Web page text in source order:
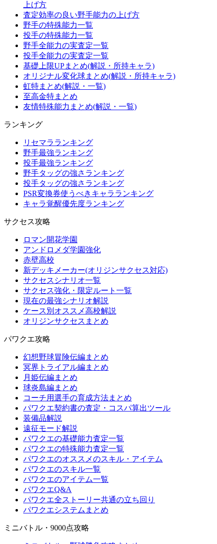
上げ方
査定効率の良い野手能力の上げ方
野手の特殊能力一覧
投手の特殊能力一覧
野手全能力の実査定一覧
投手全能力の実査定一覧
基礎上限UPまとめ(解説・所持キャラ)
オリジナル変化球まとめ(解説・所持キャラ)
虹特まとめ(解説・一覧)
至高金特まとめ
友情特殊能力まとめ(解説・一覧)
ランキング
リセマラランキング
野手最強ランキング
投手最強ランキング
野手タッグの強さランキング
投手タッグの強さランキング
PSR変換券使うべきキャラランキング
キャラ覚醒優先度ランキング
サクセス攻略
ロマン開花学園
アンドロメダ学園強化
赤壁高校
新デッキメーカー(オリジンサクセス対応)
サクセスシナリオ一覧
サクセス強化・限定ルート一覧
現在の最強シナリオ解説
ケース別オススメ高校解説
オリジンサクセスまとめ
パワクエ攻略
幻想野球冒険伝編まとめ
冥界トライアル編まとめ
月姫伝編まとめ
球炎島編まとめ
コーチ用選手の育成方法まとめ
パワクエ契約書の査定・コスパ算出ツール
装備品解説
遠征モード解説
パワクエの基礎能力査定一覧
パワクエの特殊能力査定一覧
パワクエのオススメのスキル・アイテム
パワクエのスキル一覧
パワクエのアイテム一覧
パワクエQ&A
パワクエ全ストーリー共通の立ち回り
パワクエシステムまとめ
ミニバトル・9000点攻略